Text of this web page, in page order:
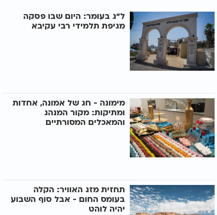
ל"ג בעומר: היום שבו פסקה
מגיפת תלמידי רבי עקיבא
מימונה - חג של אמונה, אחדות
ומתיקות: מקור המנהג
והמאכלים המסורתיים
תחזית מזג האוויר: הקלה
בעומס החום - אבל סוף השבוע
יהיה לוהט